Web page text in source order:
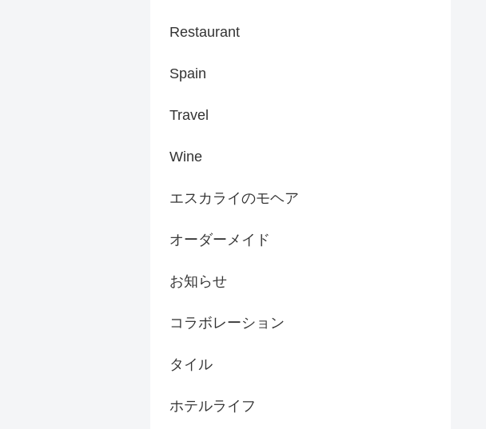
Restaurant
Spain
Travel
Wine
エスカライのモヘア
オーダーメイド
お知らせ
コラボレーション
タイル
ホテルライフ